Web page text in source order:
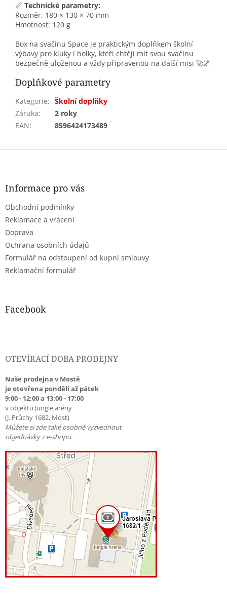
📏 Technické parametry:
Rozměr: 180 × 130 × 70 mm
Hmotnost: 120 g
Box na svačinu Space je praktickým doplňkem školní
výbavy pro kluky i holky, kteří chtějí mít svou svačinu
bezpečně uloženou a vždy připravenou na další misi 🚀🌌
Doplňkové parametry
Kategorie: Školní doplňky
Záruka:
2 roky
EAN: 8596424173489
Z
Informace pro vás
Obchodní podmínky
Reklamace a vrácení
Doprava
Ochrana osobních údajů
Formulář na odstoupení od kupní smlouvy
Reklamační formulář
Facebook
OTEVÍRACÍ DOBA PRODEJNY
Naše prodejna v Mostě
je otevřena pondělí až pátek
9:00 - 12:00 a 13:00 - 17:00
v objektu Jungle arény
(J. Průchy 1682, Most)
Můžete si zde také osobně vyzvednout
objednávky z e-shopu.